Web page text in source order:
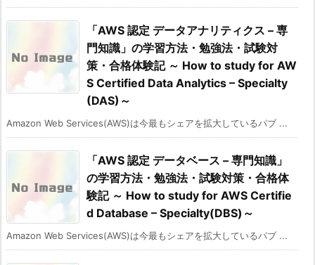
「AWS 認定 データアナリティクス – 専
門知識」の学習方法・勉強法・試験対
策・合格体験記 ～ How to study for AW
S Certified Data Analytics – Specialty
(DAS)～
Amazon Web Services(AWS)は今最もシェアを拡大しているパブ ...
「AWS 認定 データベース – 専門知識」
の学習方法・勉強法・試験対策・合格体
験記 ～ How to study for AWS Certifie
d Database – Specialty(DBS)～
Amazon Web Services(AWS)は今最もシェアを拡大しているパブ ...